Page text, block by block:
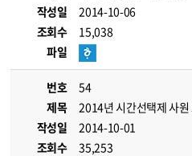
작성일
2014-10-06
조회수
15,038
파일
번호
54
제목
2014년 시간선택제 사
작성일
2014-10-01
조회수
35,253